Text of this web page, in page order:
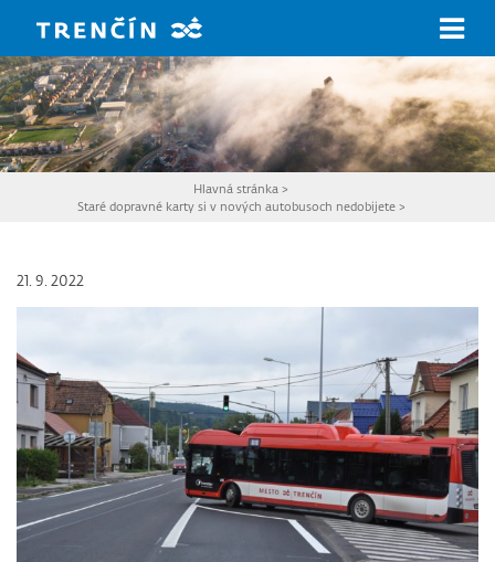
Hlavná stránka >
Staré dopravné karty si v nových autobusoch nedobijete>
21. 9. 2022